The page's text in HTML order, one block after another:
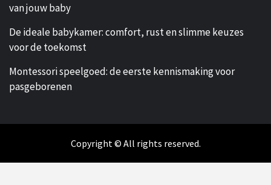
van jouw baby
De ideale babykamer: comfort, rust en slimme keuzes
voor de toekomst
Montessori speelgoed: de eerste kennismaking voor
pasgeborenen
Copyright © All rights reserved.